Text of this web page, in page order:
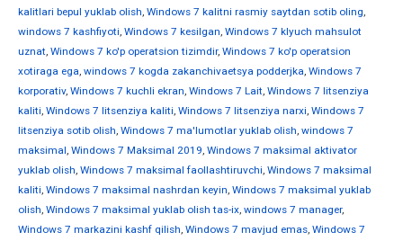
kalitlari bepul yuklab olish, Windows 7 kalitni rasmiy saytdan sotib oling,
windows 7 kashfiyoti, Windows 7 kesilgan, Windows 7 klyuch mahsulot
uznat, Windows 7 ko'p operatsion tizimdir, Windows 7 ko'p operatsion
xotiraga ega, windows 7 kogda zakanchivaetsya podderjka, Windows 7
korporativ, Windows 7 kuchli ekran, Windows 7 Lait, Windows 7 litsenziya
kaliti, Windows 7 litsenziya kaliti, Windows 7 litsenziya narxi, Windows 7
litsenziya sotib olish, Windows 7 ma'lumotlar yuklab olish, windows 7
maksimal, Windows 7 Maksimal 2019, Windows 7 maksimal aktivator
yuklab olish, Windows 7 maksimal faollashtiruvchi, Windows 7 maksimal
kaliti, Windows 7 maksimal nashrdan keyin, Windows 7 maksimal yuklab
olish, Windows 7 maksimal yuklab olish tas-ix, windows 7 manager,
Windows 7 markazini kashf qilish, Windows 7 mavjud emas, Windows 7